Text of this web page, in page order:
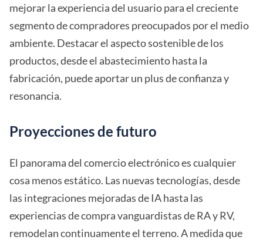
mejorar la experiencia del usuario para el creciente
segmento de compradores preocupados por el medio
ambiente. Destacar el aspecto sostenible de los
productos, desde el abastecimiento hasta la
fabricación, puede aportar un plus de confianza y
resonancia.
Proyecciones de futuro
El panorama del comercio electrónico es cualquier
cosa menos estático. Las nuevas tecnologías, desde
las integraciones mejoradas de IA hasta las
experiencias de compra vanguardistas de RA y RV,
remodelan continuamente el terreno. A medida que